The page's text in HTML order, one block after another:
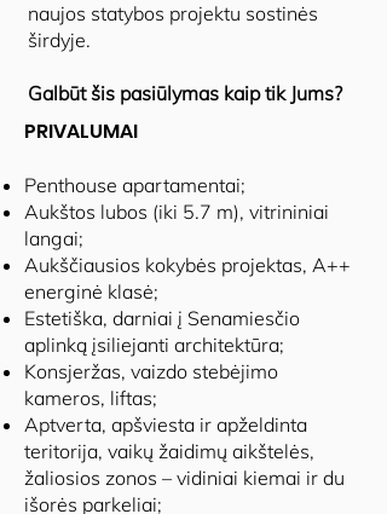
naujos statybos projektu sostinės
širdyje.
Galbūt šis pasiūlymas kaip tik Jums?
PRIVALUMAI
Penthouse apartamentai;
Aukštos lubos (iki 5.7 m), vitrininiai
langai;
Aukščiausios kokybės projektas, A++
energinė klasė;
Estetiška, darniai į Senamiesčio
aplinką įsiliejanti architektūra;
Konsjeržas, vaizdo stebėjimo
kameros, liftas;
Aptverta, apšviesta ir apželdinta
teritorija, vaikų žaidimų aikštelės,
žaliosios zonos – vidiniai kiemai ir du
išorės parkeliai;